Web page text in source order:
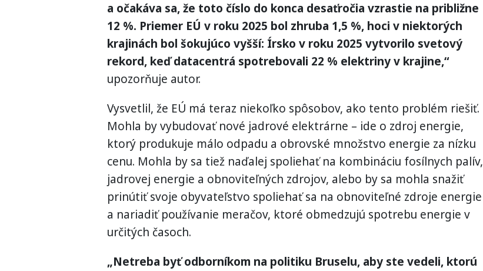
a očakáva sa, že toto číslo do konca desaťročia vzrastie na približne
12 %. Priemer EÚ v roku 2025 bol zhruba 1,5 %, hoci v niektorých
krajinách bol šokujúco vyšší: Írsko v roku 2025 vytvorilo svetový
rekord, keď datacentrá spotrebovali 22 % elektriny v krajine,“
upozorňuje autor.
Vysvetlil, že EÚ má teraz niekoľko spôsobov, ako tento problém riešiť.
Mohla by vybudovať nové jadrové elektrárne – ide o zdroj energie,
ktorý produkuje málo odpadu a obrovské množstvo energie za nízku
cenu. Mohla by sa tiež naďalej spoliehať na kombináciu fosílnych palív,
jadrovej energie a obnoviteľných zdrojov, alebo by sa mohla snažiť
prinútiť svoje obyvateľstvo spoliehať sa na obnoviteľné zdroje energie
a nariadiť používanie meračov, ktoré obmedzujú spotrebu energie v
určitých časoch.
„Netreba byť odborníkom na politiku Bruselu, aby ste vedeli, ktorú